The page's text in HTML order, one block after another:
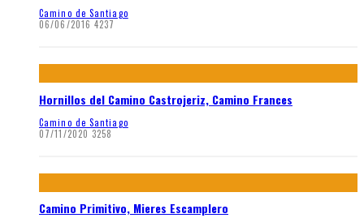
Camino de Santiago
06/06/2016 4237
Hornillos del Camino Castrojeriz, Camino Frances
Camino de Santiago
07/11/2020 3258
Camino Primitivo, Mieres Escamplero